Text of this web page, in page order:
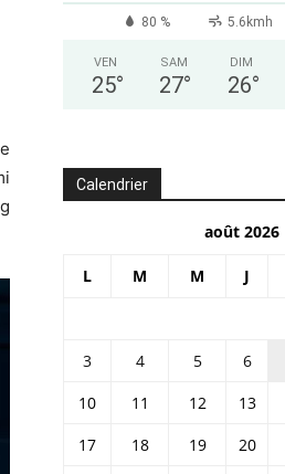
80 % 5.6kmh
VEN
25°
SAM
27°
DIM
26°
Calendrier
août 2026
L M M J
3
4 5 6
10
11 12 13
17
18 19 20